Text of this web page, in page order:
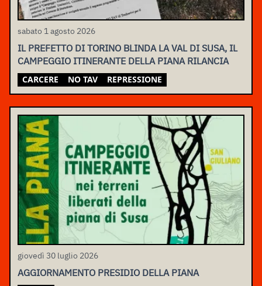
sabato 1 agosto 2026
IL PREFETTO DI TORINO BLINDA LA VAL DI SUSA, IL
CAMPEGGIO ITINERANTE DELLA PIANA RILANCIA
CARCERE NO TAV REPRESSIONE
giovedì 30 luglio 2026
AGGIORNAMENTO PRESIDIO DELLA PIANA